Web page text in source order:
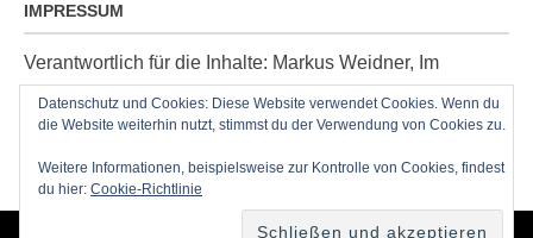
IMPRESSUM
Verantwortlich für die Inhalte: Markus Weidner, Im
Ziegelacker 20, D-63599 Biebergemünd, E-Mail:
post@radioblog.eu
Technik und Administration: Thomas Michel
Datenschutz und Cookies: Diese Website verwendet Cookies. Wenn du
die Website weiterhin nutzt, stimmst du der Verwendung von Cookies zu.
Weitere Informationen, beispielsweise zur Kontrolle von Cookies, findest
du hier: Cookie-Richtlinie